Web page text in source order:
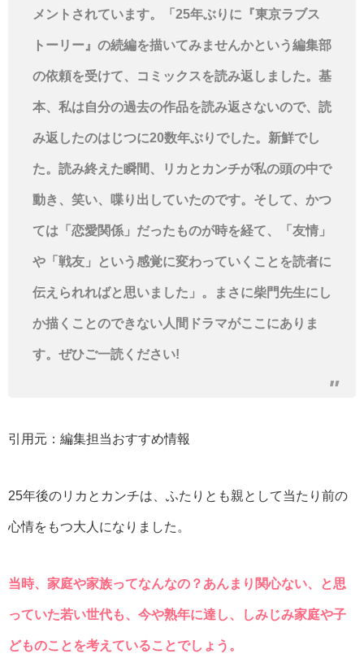
メントされています。「25年ぶりに『東京ラブス
トーリー』の続編を描いてみませんかという編集部
の依頼を受けて、コミックスを読み返しました。基
本、私は自分の過去の作品を読み返さないので、読
み返したのはじつに20数年ぶりでした。新鮮でし
た。読み終えた瞬間、リカとカンチが私の頭の中で
動き、笑い、喋り出していたのです。そして、かつ
ては「恋愛関係」だったものが時を経て、「友情」
や「戦友」という感覚に変わっていくことを読者に
伝えられればと思いました」。まさに柴門先生にし
か描くことのできない人間ドラマがここにありま
す。ぜひご一読ください!
引用元：編集担当おすすめ情報
25年後のリカとカンチは、ふたりとも親として当たり前の
心情をもつ大人になりました。
当時、家庭や家族ってなんなの？あんまり関心ない、と思
っていた若い世代も、今や熟年に達し、しみじみ家庭や子
どものことを考えていることでしょう。